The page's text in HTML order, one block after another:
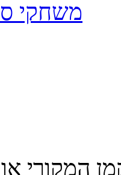
משחקי